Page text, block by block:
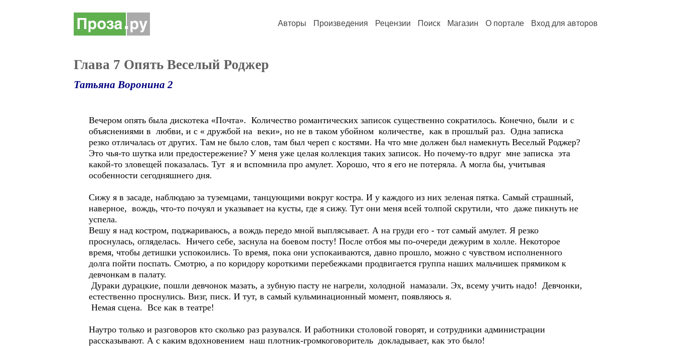
Авторы Произведения Рецензии Поиск Магазин О портале Вход для авторов
Глава 7 Опять Веселый Роджер
Татьяна Воронина 2
Вечером опять была дискотека «Почта». Количество романтических записок существенно сократилось. Конечно, были и с
объяснениями в любви, и с « дружбой на веки», но не в таком убойном количестве, как в прошлый раз. Одна записка
резко отличалась от других. Там не было слов, там был череп с костями. На что мне должен был намекнуть Веселый Роджер?
Это чья-то шутка или предостережение? У меня уже целая коллекция таких записок. Но почему-то вдруг мне записка эта
какой-то зловещей показалась. Тут я и вспомнила про амулет. Хорошо, что я его не потеряла. А могла бы, учитывая
особенности сегодняшнего дня.
Сижу я в засаде, наблюдаю за туземцами, танцующими вокруг костра. И у каждого из них зеленая пятка. Самый страшный,
наверное, вождь, что-то почуял и указывает на кусты, где я сижу. Тут они меня всей толпой скрутили, что даже пикнуть не
успела.
Вешу я над костром, поджариваюсь, а вождь передо мной выплясывает. А на груди его - тот самый амулет. Я резко
проснулась, огляделась. Ничего себе, заснула на боевом посту! После отбоя мы по-очереди дежурим в холле. Некоторое
время, чтобы детишки успокоились. То время, пока они успокаиваются, давно прошло, можно с чувством исполненного
долга пойти поспать. Смотрю, а по коридору короткими перебежками продвигается группа наших мальчишек прямиком к
девчонкам в палату.
Дураки дурацкие, пошли девчонок мазать, а зубную пасту не нагрели, холодной намазали. Эх, всему учить надо! Девчонки,
естественно проснулись. Визг, писк. И тут, в самый кульминационный момент, появляюсь я.
Немая сцена. Все как в театре!
Наутро только и разговоров кто сколько раз разувался. И работники столовой говорят, и сотрудники администрации
рассказывают. А с каким вдохновением наш плотник-громкоговоритель докладывает, как это было!